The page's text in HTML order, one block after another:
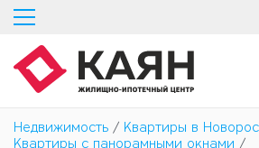
Перейти
основному
содержанию
Недвижимость / Квартиры в
Квартиры с панорамными окнами /